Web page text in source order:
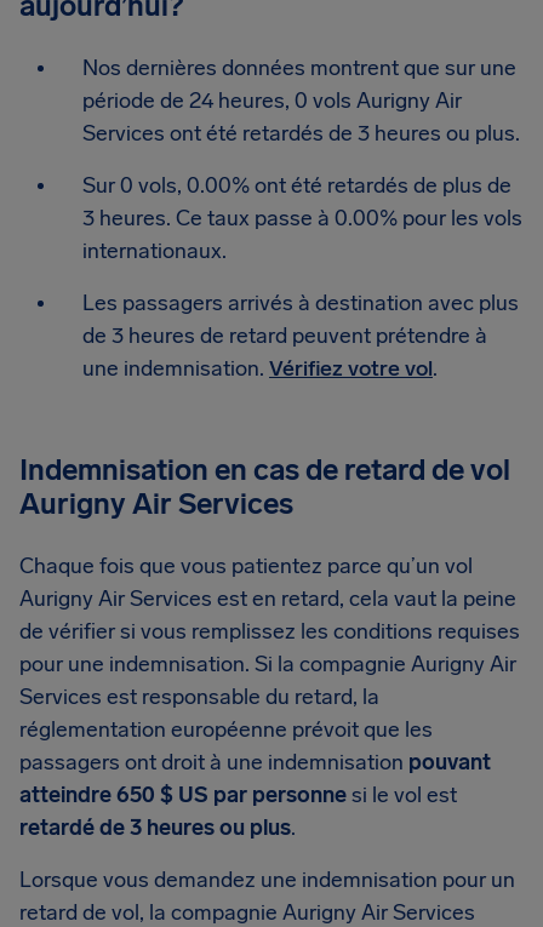
Nos dernières données montrent que sur une
période de 24 heures, 0 vols Aurigny Air
Services ont été retardés de 3 heures ou plus.
Sur 0 vols, 0.00% ont été retardés de plus de
3 heures. Ce taux passe à 0.00% pour les vols
internationaux.
Les passagers arrivés à destination avec plus
de 3 heures de retard peuvent prétendre à
une indemnisation. Vérifiez votre vol.
Indemnisation en cas de retard de vol
Aurigny Air Services
Chaque fois que vous patientez parce qu’un vol
Aurigny Air Services est en retard, cela vaut la peine
de vérifier si vous remplissez les conditions requises
pour une indemnisation. Si la compagnie Aurigny Air
Services est responsable du retard, la
réglementation européenne prévoit que les
passagers ont droit à une indemnisation pouvant
atteindre 650 $ US par personnesi le vol est
retardé de 3 heures ou plus.
Lorsque vous demandez une indemnisation pour un
retard de vol, la compagnie Aurigny Air Services